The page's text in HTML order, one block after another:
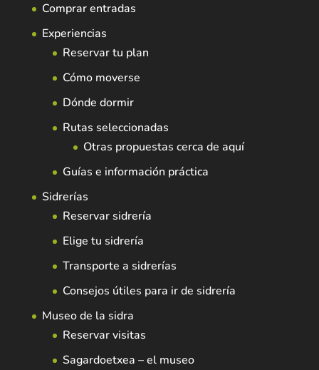
Comprar entradas
Experiencias
Reservar tu plan
Cómo moverse
Dónde dormir
Rutas seleccionadas
Otras propuestas cerca de aquí
Guías e información práctica
Sidrerías
Reservar sidrería
Elige tu sidrería
Transporte a sidrerías
Consejos útiles para ir de sidrería
Museo de la sidra
Reservar visitas
Sagardoetxea – el museo